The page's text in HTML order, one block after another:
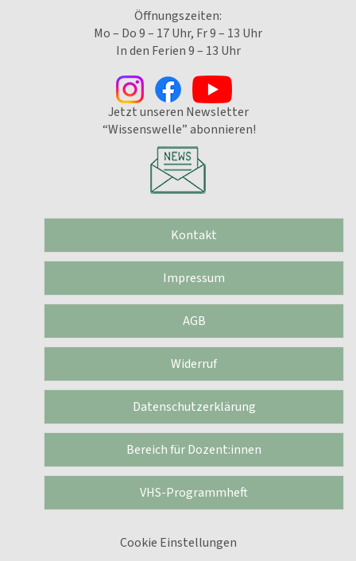
Öffnungszeiten:
Mo – Do 9 – 17 Uhr, Fr 9 – 13 Uhr
In den Ferien 9 – 13 Uhr
Jetzt unseren Newsletter
“Wissenswelle” abonnieren!
Kontakt
Impressum
AGB
Widerruf
Datenschutzerklärung
Bereich für Dozent:innen
VHS-Programmheft
Cookie Einstellungen